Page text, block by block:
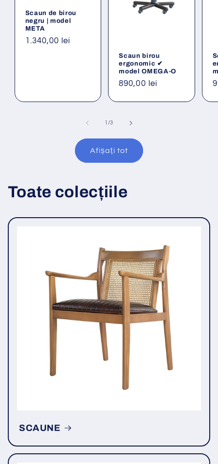
Scaun de birou
negru | model
META
Preț
1.340,00 lei
Scaun birou
ergonomic ✔
model OMEGA-O
Preț
890,00 lei
/din
3
Afișați tot
Toate colecțiile
SCAUNE